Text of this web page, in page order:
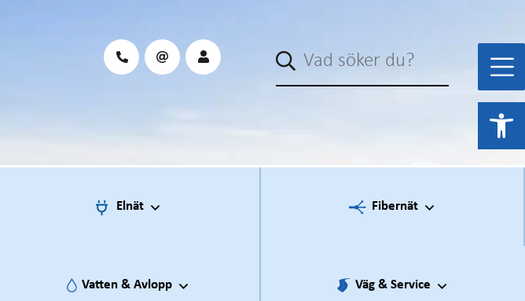
Elnät Fibernät
Vatten & Avlopp Väg & Service